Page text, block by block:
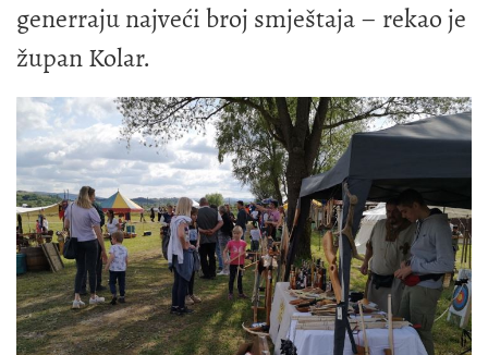
generraju najveći broj smještaja – rekao je
župan Kolar.